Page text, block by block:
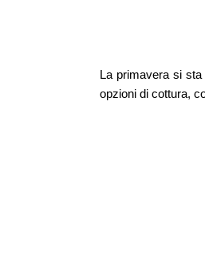
La primavera si
opzioni di cottura,